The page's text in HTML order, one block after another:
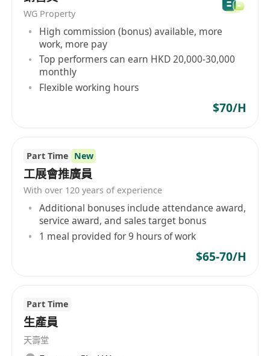
WG Property
High commission (bonus) available, more
work, more pay
Top performers can earn HKD 20,000-30,000
monthly
Flexible working hours
$70/H
Part Time New
工展會推廣員
With over 120 years of experience
Additional bonuses include attendance award,
service award, and sales target bonus
1 meal provided for 9 hours of work
$65-70/H
Part Time
生產員
天壽堂